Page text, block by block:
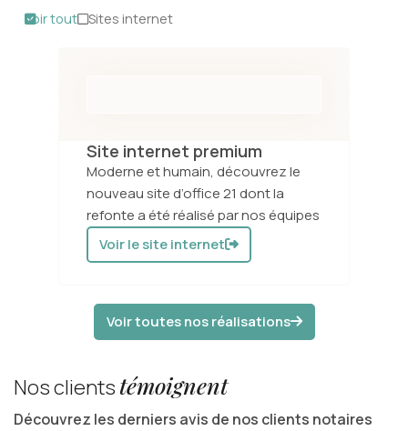
Voir tout Sites internet
Site internet premium
Moderne et humain, découvrez le
nouveau site d’office 21 dont la
refonte a été réalisé par nos équipes
Voir le site internet
Voir toutes nos réalisations
Nos clients témoignent
Découvrez les derniers avis de nos clients notaires